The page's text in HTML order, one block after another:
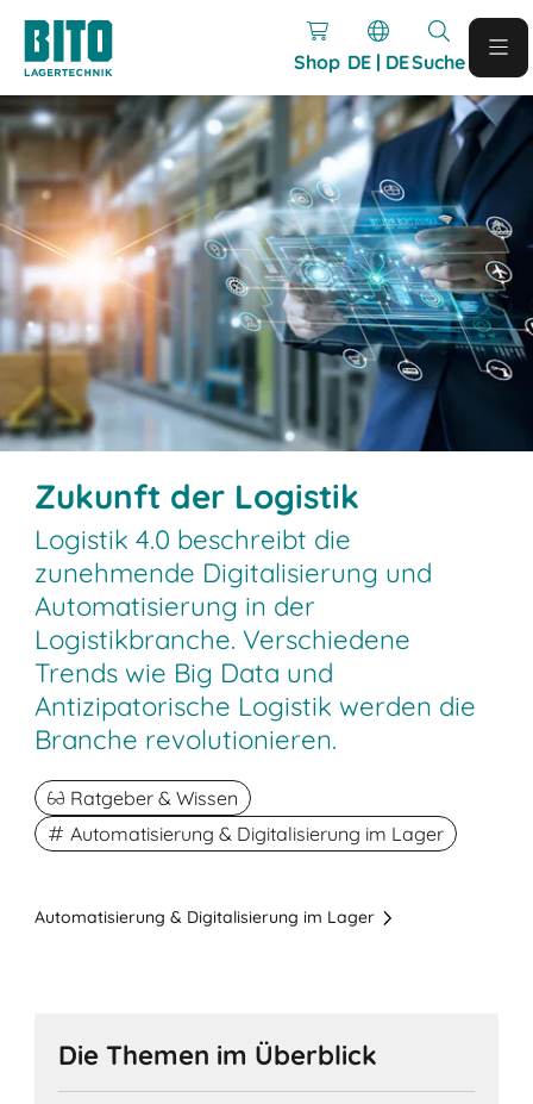
Shop DE | DESuche
Zukunft der Logistik
Logistik 4.0 beschreibt die
zunehmende Digitalisierung und
Automatisierung in der
Logistikbranche. Verschiedene
Trends wie Big Data und
Antizipatorische Logistik werden die
Branche revolutionieren.
Ratgeber & Wissen
Automatisierung & Digitalisierung im Lager
Automatisierung & Digitalisierung im Lager
Die Themen im Überblick